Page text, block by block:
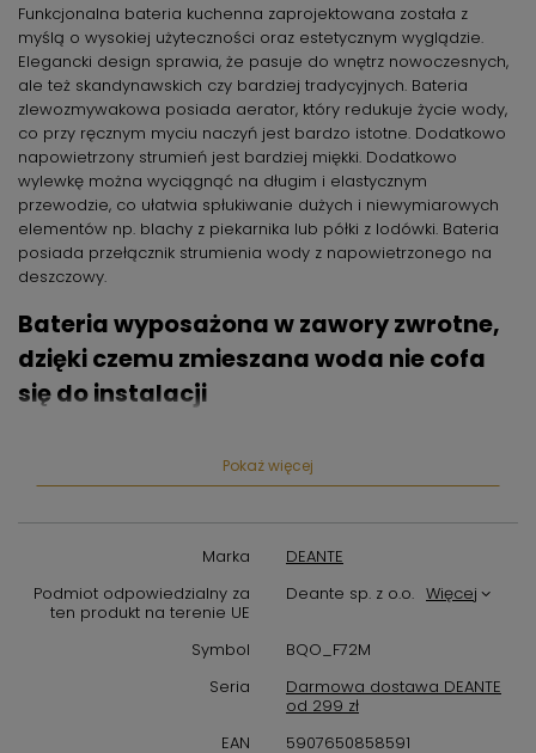
Funkcjonalna bateria kuchenna zaprojektowana została z
myślą o wysokiej użyteczności oraz estetycznym wyglądzie.
Elegancki design sprawia, że pasuje do wnętrz nowoczesnych,
ale też skandynawskich czy bardziej tradycyjnych. Bateria
zlewozmywakowa posiada aerator, który redukuje życie wody,
co przy ręcznym myciu naczyń jest bardzo istotne. Dodatkowo
napowietrzony strumień jest bardziej miękki. Dodatkowo
wylewkę można wyciągnąć na długim i elastycznym
przewodzie, co ułatwia spłukiwanie dużych i niewymiarowych
elementów np. blachy z piekarnika lub półki z lodówki. Bateria
posiada przełącznik strumienia wody z napowietrzonego na
deszczowy.
Bateria wyposażona w zawory zwrotne,
dzięki czemu zmieszana woda nie cofa
się do instalacji
w bateriach termostatycznych zapobiegają również mieszaniu
się wody w instalacji.
na zredukowanie zużycia wody
Klasa przepływu Z oznacza, że w ciągu minuty przez baterię
przepływa od 4 do 9 litrów wody. Strumień jest zarazem
komfortowy w użytkowaniu, delikatny i miękki. To rozwiązanie
idealnie sprawdzi się wszędzie tam, gdzie skupia się uwagę na
ekologiczną i ekonomiczną odpowiedzialność – czyli także w
Pokaż więcej
Marka
DEANTE
Podmiot odpowiedzialny za
ten produkt na terenie UE
Deante sp. z o.o. Więcej
Symbol
BQO_F72M
Seria
Darmowa dostawa DEANTE
od 299 zł
EAN
5907650858591